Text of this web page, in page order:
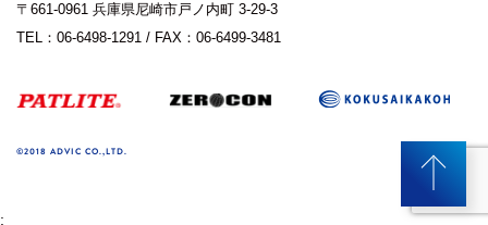
〒661-0961 兵庫県尼崎市戸ノ内町 3-29-3
TEL：06-6498-1291 / FAX：06-6499-3481
©2018 ADVIC CO.,LTD.
;